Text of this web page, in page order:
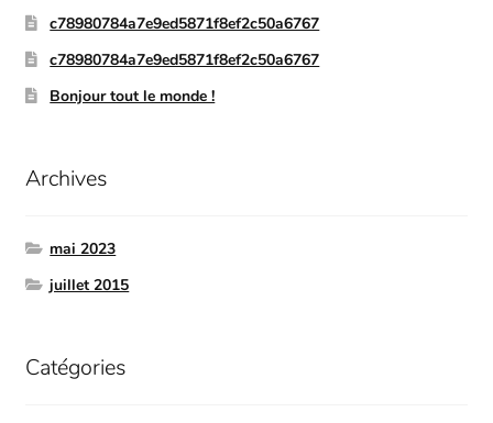
c78980784a7e9ed5871f8ef2c50a6767
c78980784a7e9ed5871f8ef2c50a6767
Bonjour tout le monde !
Archives
mai 2023
juillet 2015
Catégories